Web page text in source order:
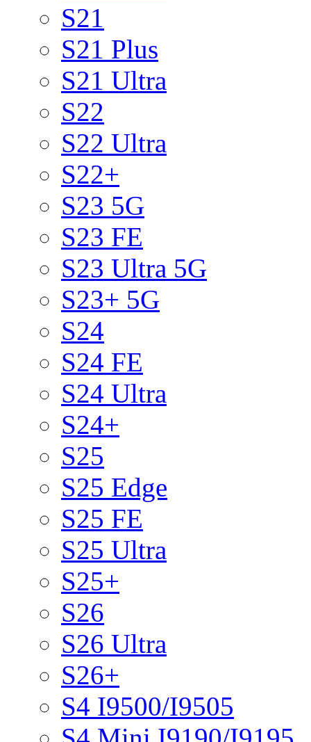
S21
S21 Plus
S21 Ultra
S22
S22 Ultra
S22+
S23 5G
S23 FE
S23 Ultra 5G
S23+ 5G
S24
S24 FE
S24 Ultra
S24+
S25
S25 Edge
S25 FE
S25 Ultra
S25+
S26
S26 Ultra
S26+
S4 I9500/I9505